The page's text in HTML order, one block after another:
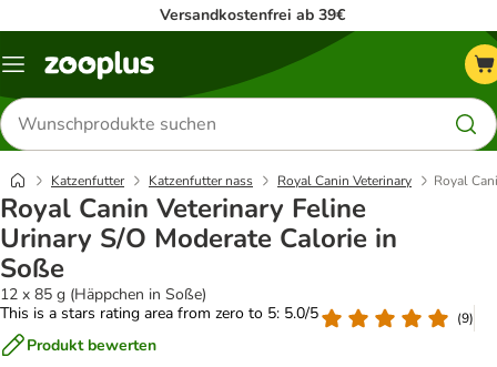
Versandkostenfrei ab 39€
Menü
Produkte
suchen
Katzenfutter Katzenfutter nass Royal Canin Veterinary Royal
Royal Canin Veterinary Feline
Urinary S/O Moderate Calorie in
Soße
12 x 85 g (Häppchen in Soße)
This is a stars rating area from zero to 5: 5.0/5
(9)
Produkt bewerten